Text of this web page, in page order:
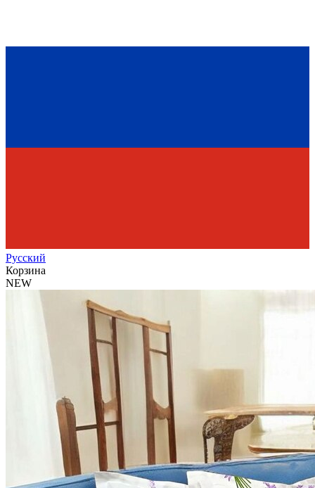
Русский
Корзина
NEW